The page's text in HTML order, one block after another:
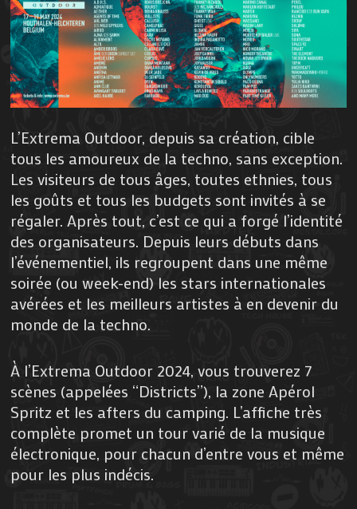
L’Extrema Outdoor, depuis sa création, cible
tous les amoureux de la techno, sans exception.
Les visiteurs de tous âges, toutes ethnies, tous
les goûts et tous les budgets sont invités à se
régaler. Après tout, c’est ce qui a forgé l’identité
des organisateurs. Depuis leurs débuts dans
l’événementiel, ils regroupent dans une même
soirée (ou week-end) les stars internationales
avérées et les meilleurs artistes à en devenir du
monde de la techno.
À l’Extrema Outdoor 2024, vous trouverez 7
scènes (appelées “Districts”), la zone Apérol
Spritz et les afters du camping. L’affiche très
complète promet un tour varié de la musique
électronique, pour chacun d’entre vous et même
pour les plus indécis.